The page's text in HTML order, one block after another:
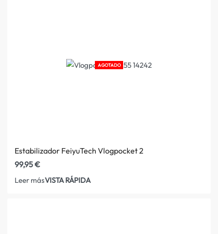
AGOTADO
Estabilizador FeiyuTech Vlogpocket 2
99,95€
Leer másVISTA RÁPIDA